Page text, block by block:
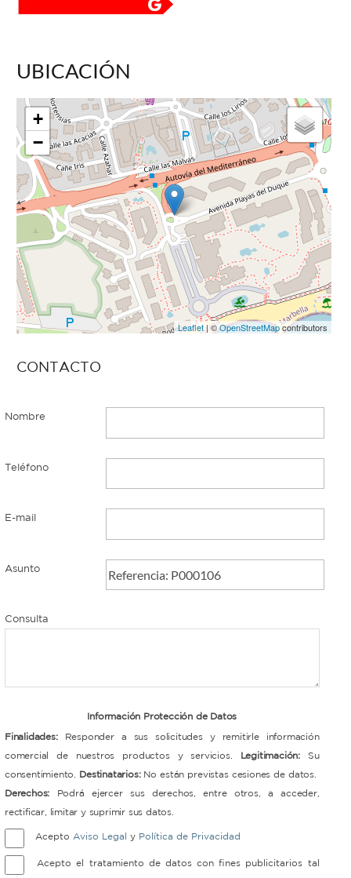
UBICACIÓN
+
−
Leaflet| ©OpenStreetMapcontributors
CONTACTO
Nombre
Teléfono
E-mail
Asunto
Consulta
Información Protección de Datos
Finalidades:Responder a sus solicitudes y remitirle información
comercial de nuestros productos y servicios.
Legitimación:Su
consentimiento. Destinatarios:No están previstas cesiones de datos.
Derechos: Podrá ejercer sus derechos, entre otros, a acceder,
rectificar, limitar y suprimir sus datos.
Acepto Aviso Legal y Política de Privacidad
Acepto el tratamiento de datos con fines publicitarios tal